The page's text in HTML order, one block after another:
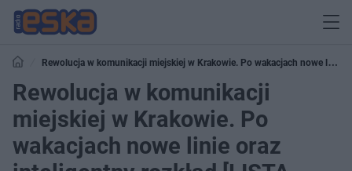
Rewolucja w komunikacji miejskiej w Krakowie. Po wakacjach nowe linie
oraz inteligentny rozkład [LISTA ZMIAN]
Rewolucja w komunikacji
miejskiej w Krakowie. Po
wakacjach nowe linie oraz